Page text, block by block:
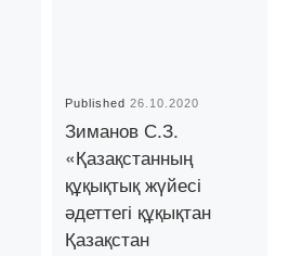
Published26.10.2020
Зиманов С.З.
«Қазақстанның
құқықтық жүйесі
әдеттегі құқықтан
Қазақстан